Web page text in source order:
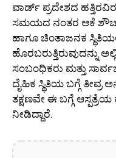
ವಾರ್ಡ್ ಪ್ರದೇಶದ
ಸಮಯದ ನಂತರ ಆಕೆ
ಹಾಗೂ ಚಿಂತಾಜನಕ
ಹೊರಬರುತ್ತಿರುವುದನ್ನು
ಸಂಬಂಧಿಕರು ಮತ್ತು
ದೈಹಿಕ ಸ್ಥಿತಿಯ ಬಗ್ಗೆ ತೀವ್ರ
ತಕ್ಷಣವೇ ಈ ಬಗ್ಗೆ
ನೀಡಿದ್ದಾರೆ.